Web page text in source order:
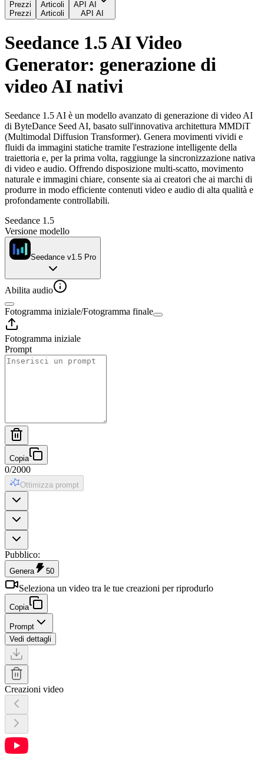
Prezzi
Prezzi
Articoli
Articoli
API AI
API AI
Seedance 1.5 AI Video
Generator: generazione di
video AI nativi
Seedance 1.5 AI è un modello avanzato di generazione di video AI
di ByteDance Seed AI, basato sull'innovativa architettura MMDiT
(Multimodal Diffusion Transformer). Genera movimenti vividi e
fluidi da immagini statiche tramite l'estrazione intelligente della
traiettoria e, per la prima volta, raggiunge la sincronizzazione nativa
di video e audio. Offrendo disposizione multi-scatto, movimento
naturale e immagini chiare, consente sia ai creatori che ai marchi di
produrre in modo efficiente contenuti video e audio di alta qualità e
profondamente controllabili.
Seedance 1.5
Versione modello
Seedance v1.5 Pro
Abilita audio
Fotogramma iniziale/Fotogramma finale
Fotogramma iniziale
Prompt
Copia
0/2000
Ottimizza prompt
Pubblico:
Genera 50
Seleziona un video tra le tue creazioni per riprodurlo
Copia
Prompt
Vedi dettagli
Creazioni video